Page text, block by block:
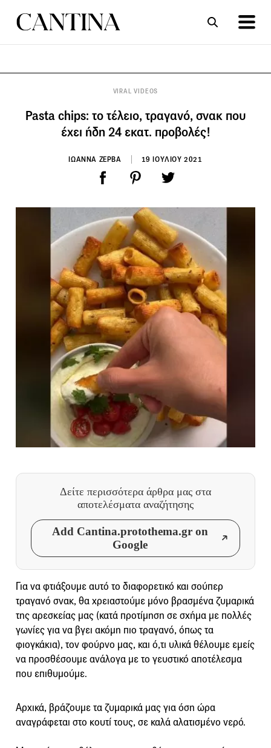
VIRAL VIDEOS
Pasta chips: το τέλειο, τραγανό, σνακ που
έχει ήδη 24 εκατ. προβολές!
ΙΩΑΝΝΑ ΖΕΡΒΑ 19 ΙΟΥΛΙΟΥ 2021
Δείτε περισσότερα άρθρα μας στα
αποτελέσματα αναζήτησης
Add Cantina.protothema.gr on
Google
Για να φτιάξουμε αυτό το διαφορετικό και σούπερ
τραγανό σνακ, θα χρειαστούμε μόνο βρασμένα ζυμαρικά
της αρεσκείας μας (κατά προτίμηση σε σχήμα με πολλές
γωνίες για να βγει ακόμη πιο τραγανό, όπως τα
φιογκάκια), τον φούρνο μας, και ό,τι υλικά θέλουμε εμείς
να προσθέσουμε ανάλογα με το γευστικό αποτέλεσμα
που επιθυμούμε.
Αρχικά, βράζουμε τα ζυμαρικά μας για όση ώρα
αναγράφεται στο κουτί τους, σε καλά αλατισμένο νερό.